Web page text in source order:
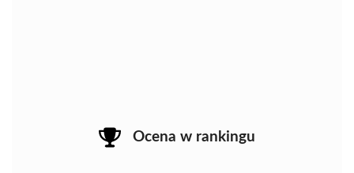
Ocena w rankingu